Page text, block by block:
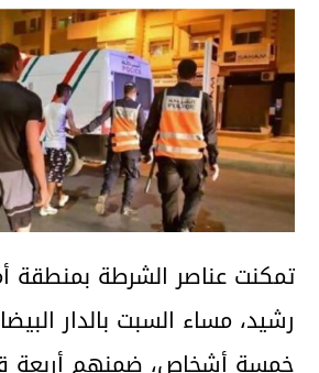
تمكنت عناصر الشرطة بمنطقة
رشيد، مساء السبت بالدار
خمسة أشخاص، ضمنهم أربعة